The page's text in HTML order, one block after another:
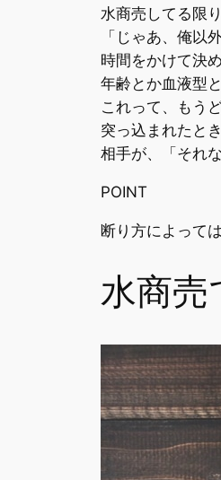
水商売してる限
「じゃあ、俺以
時間をかけて決
年齢とか血液型
これって、もう
突っ込まれたと
相手が、「それ
POINT
断り方によって
水商売